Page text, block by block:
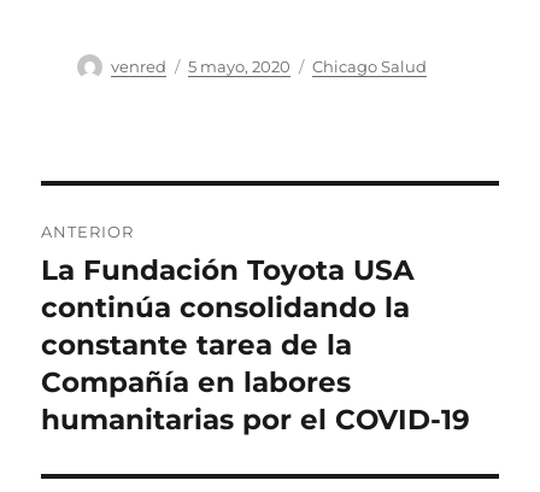
Autor
venred
Publicado
5 mayo, 2020 Categorías
Chicago Salud
de
entradas
ANTERIOR
Entrada
anterior:
La Fundación Toyota USA
continúa consolidando la
constante tarea de la
Compañía en labores
humanitarias por el COVID-19